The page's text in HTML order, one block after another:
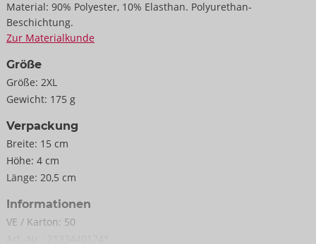
Material: 90% Polyester, 10% Elasthan. Polyurethan-
Beschichtung.
Zur Materialkunde
Größe
Größe: 2XL
Gewicht: 175 g
Verpackung
Breite: 15 cm
Höhe: 4 cm
Länge: 20,5 cm
Informationen
VE / Karton: 50